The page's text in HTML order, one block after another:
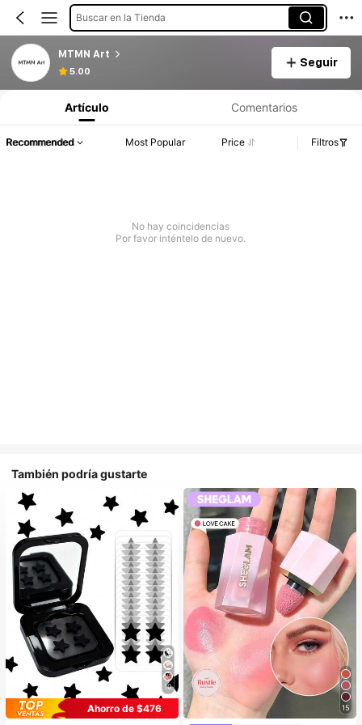
Buscar en la Tienda
MTMN Art
5.00
Seguir
Artículo Comentarios
Recommended Most Popular Price Filtros
No hay coincidencias
Por favor inténtelo de nuevo.
También podría gustarte
10
Ahorro de $476
15